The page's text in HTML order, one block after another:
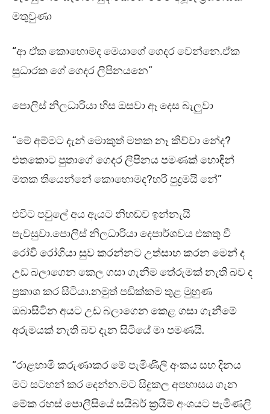
මතුවුණා
“ආ ඒක කොහොමද මෙයාගේ ගෙදර වෙන්නෙ.ඒක
සුධාරක ගේ ගෙදර ලිපිනයනෙ”
පොලිස් නිලධාරියා හිස ඔසවා ඈ දෙස බැලුවා
“මේ අම්මට දැන් මොකුත් මතක නෑ කිව්වා නේද?
එතකොට පුතාගේ ගෙදර ලිපිනය පමණක් හොඳින්
මතක තියෙන්නේ කොහොමද?හරි පුද්‍රමයි නේ”
එවිට පවුලේ අය ඇයට නිහඬව ඉන්නැයි
පැවසුවා.පොලිස් නිලධාරියා දෙපාර්ශවය එකතු වී
රෝවී රෝගියා සුව කරන්නට උත්සාහ කරන මෙන් ද
උඩ බලාගෙන කෙල ගසා ගැනීම තේරුමක් නැති බව ද
ප්‍රකාශ කර සිටියා.නමුත් පඩික්කම තුළ මුහුණ
ඔබාසිටින අයට උඩ බලාගෙන කෙළ ගසා ගැනීමේ
අරුමයක් නැති බව දැන සිටියේ මා පමණයි.
“රාළහාමි කරුණාකර මේ පැමිණිලි අංකය සහ දිනය
මට සටහන් කර දෙන්න.මට සිදුකල අපහාසය ගැන
මේක රහස් පොලීසියේ සයිබර් ක්‍රයිම් අංශයට පැමිණලි